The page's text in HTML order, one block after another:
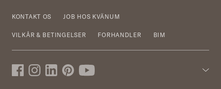
KONTAKT OS JOB HOS KVÄNUM
VILKÅR & BETINGELSER FORHANDLER BIM